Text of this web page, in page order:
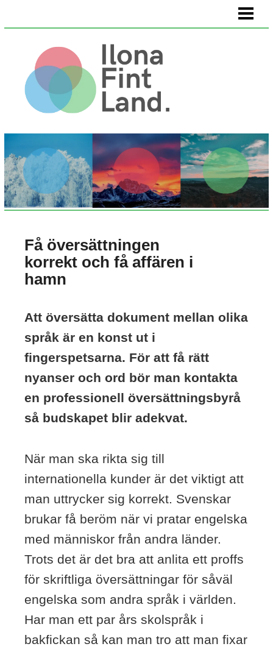
KÖPA KONST
OM OSS
Få översättningen
korrekt och få affären i
hamn
Att översätta dokument mellan olika
språk är en konst ut i
fingerspetsarna. För att få rätt
nyanser och ord bör man kontakta
en professionell översättningsbyrå
så budskapet blir adekvat.
När man ska rikta sig till
internationella kunder är det viktigt att
man uttrycker sig korrekt. Svenskar
brukar få beröm när vi pratar engelska
med människor från andra länder.
Trots det är det bra att anlita ett proffs
för skriftliga översättningar för såväl
engelska som andra språk i världen.
Har man ett par års skolspråk i
bakfickan så kan man tro att man fixar